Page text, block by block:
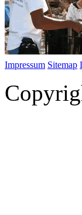
Impressum Sitemap